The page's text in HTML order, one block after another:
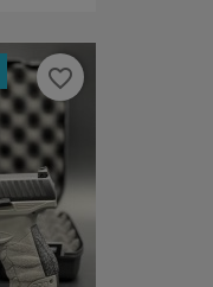
favorite_border